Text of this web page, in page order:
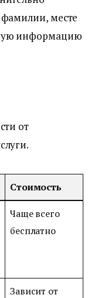
месте
информацию
от
Стоимость
Чаще всего
бесплатно
Зависит от